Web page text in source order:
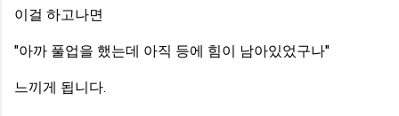
이걸 하고나면
"아까 풀업을 했는데 아직 등에 힘이 남아있었구나"
느끼게 됩니다.